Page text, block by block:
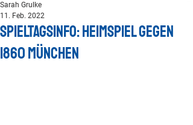
Spieltagsinfo: Heimspiel gegen
1860 München
Sarah Grulke
11. Feb. 2022